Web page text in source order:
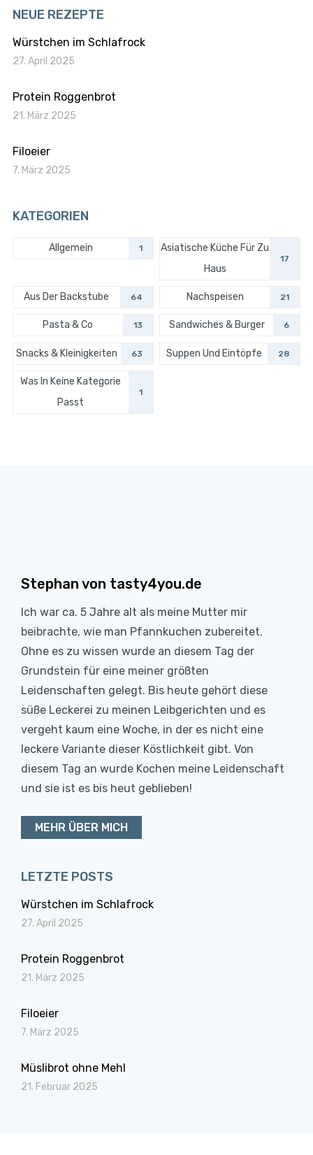
NEUE REZEPTE
Würstchen im Schlafrock
27. April 2025
Protein Roggenbrot
21. März 2025
Filoeier
7. März 2025
KATEGORIEN
Allgemein 1
Asiatische Küche Für Zu
Haus
17
Aus Der Backstube 64 Nachspeisen 21
Pasta & Co 13 Sandwiches & Burger 6
Snacks & Kleinigkeiten 63 Suppen Und Eintöpfe 28
Was In Keine Kategorie
Passt
1
Stephan von tasty4you.de
Ich war ca. 5 Jahre alt als meine Mutter mir
beibrachte, wie man Pfannkuchen zubereitet.
Ohne es zu wissen wurde an diesem Tag der
Grundstein für eine meiner größten
Leidenschaften gelegt. Bis heute gehört diese
süße Leckerei zu meinen Leibgerichten und es
vergeht kaum eine Woche, in der es nicht eine
leckere Variante dieser Köstlichkeit gibt. Von
diesem Tag an wurde Kochen meine Leidenschaft
und sie ist es bis heut geblieben!
MEHR ÜBER MICH
LETZTE POSTS
Würstchen im Schlafrock
27. April 2025
Protein Roggenbrot
21. März 2025
Filoeier
7. März 2025
Müslibrot ohne Mehl
21. Februar 2025